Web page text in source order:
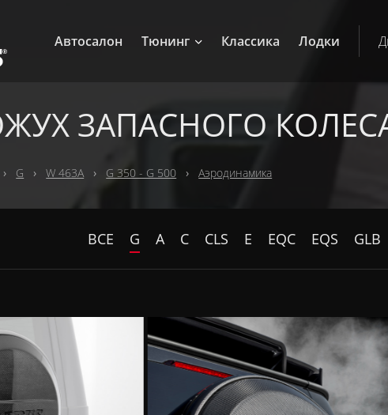
Автосалон Тюнинг Классика Лодки
ЗАПАСНОГО
G W 463A G 350 - G 500 Аэродинамика
ВСЕ G A C CLS E EQC EQS GLB